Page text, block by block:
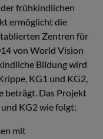
frühkindlichen
ermöglicht die
Zentren für
von World Vision
Bildung wird
KG1 und KG2,
beträgt. Das Projekt
KG2 wie folgt:
mit